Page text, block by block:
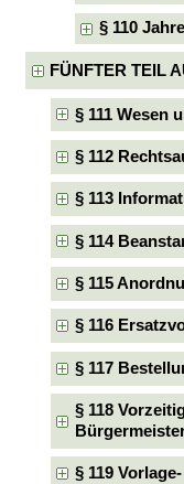
§ 110
FÜNFTER TEIL
§ 111 Wesen
§ 112
§ 113
§ 114
§ 115
§ 116
§ 117
§ 118
§ 119